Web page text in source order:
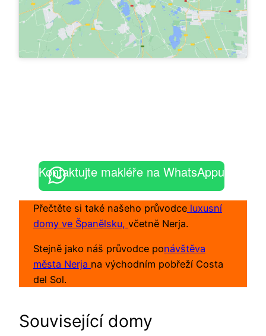
Kontaktujte makléře na WhatsAppu
Přečtěte si také našeho průvodce luxusní
domy ve Španělsku, včetně Nerja.
Stejně jako náš průvodce ponávštěva
města Nerja na východním pobřeží Costa
del Sol.
Související domy